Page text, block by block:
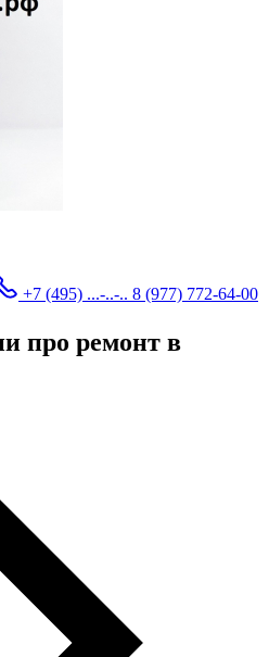
+7 (495) ...-..-.. 8 (977) 772-64-00
про ремонт в